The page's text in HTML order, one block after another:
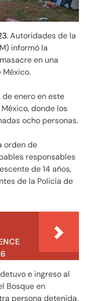
. Autoridades de la
informó la
en una
México.
enero en este
donde los
ocho personas.
orden de
responsables
de 14 años,
de la Policía de
e ingreso al
Bosque en
persona detenida,